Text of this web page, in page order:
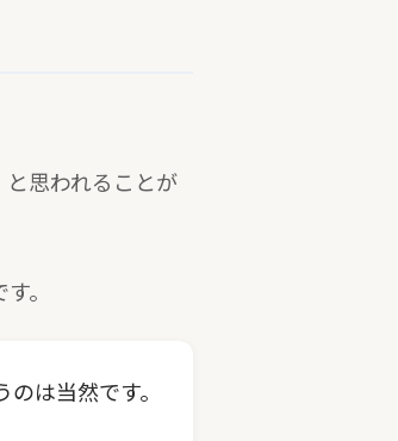
思われることが
。
は当然です。